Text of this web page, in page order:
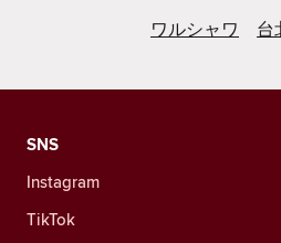
ワルシャワ
台
SNS
Instagram
TikTok